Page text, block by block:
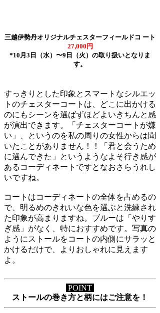
三越伊勢丹オリジナルチェスターフィールドコ ート
27,000円
*10月3日（水）〜9日（火）の取り扱いとなりま
す。
すっきりとした印象とスマートなシルエッ
トのチェスターコートは、どこに出かける
のにもシーンを選ばずほどよいきちんと感
が演出できます。「チェスターコートが嫌
い」、というのを私の周りの女性からは聞
いたことがありません！！「君と会うため
に選んできた」というようなよそ行き感が
あるコーディネートですとなおさらうれし
いですね。
コートはコーディネートの全体を占めるの
で、明るめのきれいな色を選ぶと洗練され
た印象が高まりますね。ブルーは「やりす
ぎ感」がなく、特におすすめです。写真の
ようにストールをコートの内側にサラッと
かけるだけで、よりおしゃれに見えます
よ。
POINT
ストールの巻き方と柄にはご注意を！